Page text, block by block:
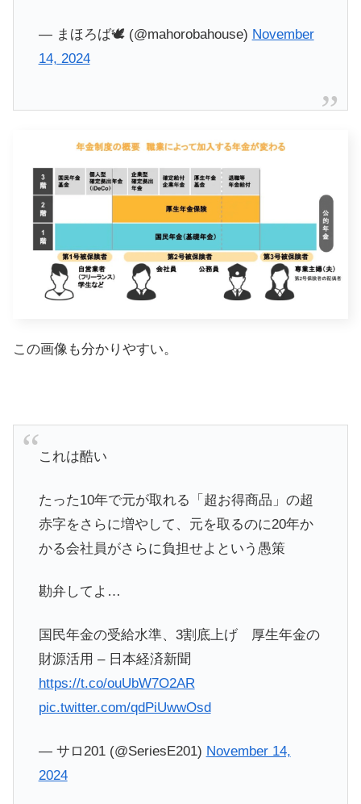
— まほろば🕊 (@mahorobahouse) November
14, 2024
この画像も分かりやすい。
これは酷い
たった10年で元が取れる「超お得商品」の超
赤字をさらに増やして、元を取るのに20年か
かる会社員がさらに負担せよという愚策
勘弁してよ…
国民年金の受給水準、3割底上げ 厚生年金の
財源活用 – 日本経済新聞
https://t.co/ouUbW7O2AR
pic.twitter.com/qdPiUwwOsd
— サロ201 (@SeriesE201) November 14,
2024